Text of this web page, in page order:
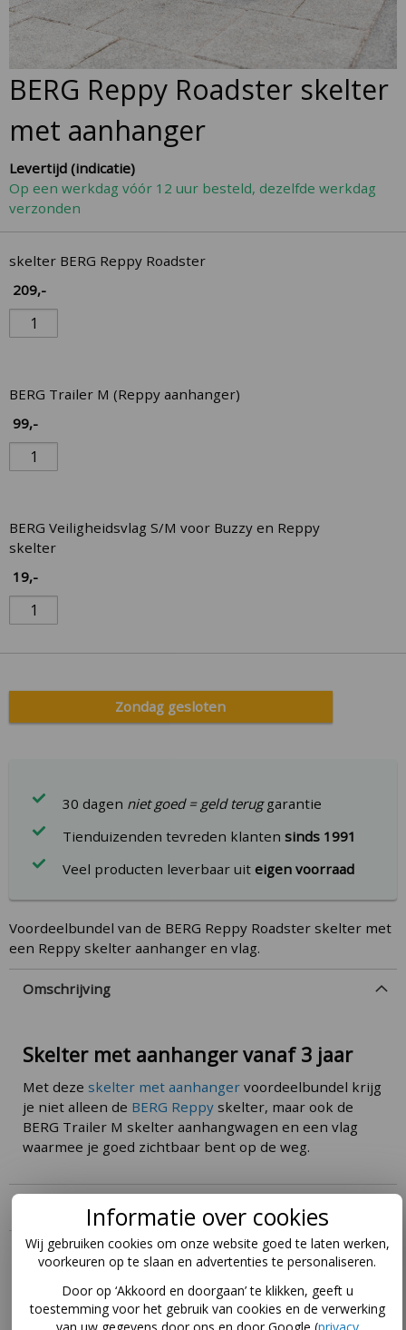
BERG Reppy Roadster skelter
met aanhanger
Levertijd (indicatie)
Op een werkdag vóór 12 uur besteld, dezelfde werkdag
verzonden
skelter BERG Reppy Roadster
209,-
BERG Trailer M (Reppy aanhanger)
99,-
BERG Veiligheidsvlag S/M voor Buzzy en Reppy
skelter
19,-
Zondag gesloten
30 dagen niet goed = geld teruggarantie
Tienduizenden tevreden klantensinds 1991
Veel producten leverbaar uiteigen voorraad
Voordeelbundel van de BERG Reppy Roadster skelter met
een Reppy skelter aanhanger en vlag.
Skip
to
beginning
the
images
gallery
Omschrijving
Skelter met aanhanger vanaf 3 jaar
Met deze skelter met aanhanger voordeelbundel krijg
je niet alleen de BERG Reppy skelter, maar ook de
BERG Trailer M skelter aanhangwagen en een vlag
waarmee je goed zichtbaar bent op de weg.
Handleiding
Download hier de handleidingen voor dit product via
deze pagina.
Informatie over cookies
Wij gebruiken cookies om onze website goed te laten werken,
voorkeuren op te slaan en advertenties te personaliseren.
Door op ‘Akkoord en doorgaan’ te klikken, geeft u
toestemming voor het gebruik van cookies en de verwerking